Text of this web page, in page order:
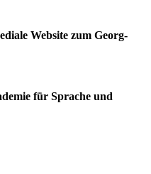
Website zum Georg-
für Sprache und